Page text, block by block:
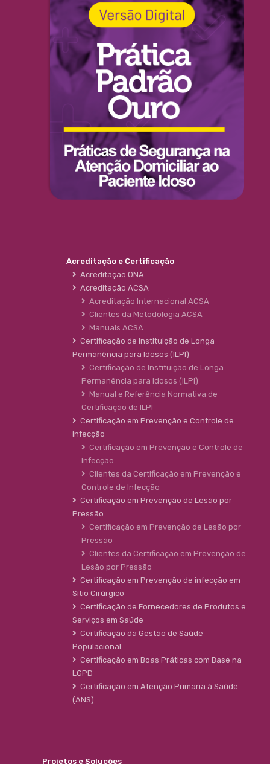
Acreditação e Certificação
Acreditação ONA
Acreditação ACSA
Acreditação Internacional ACSA
Clientes da Metodologia ACSA
Manuais ACSA
Certificação de Instituição de Longa
Permanência para Idosos (ILPI)
Certificação de Instituição de Longa
Permanência para Idosos (ILPI)
Manual e Referência Normativa de
Certificação de ILPI
Certificação em Prevenção e Controle de
Infecção
Certificação em Prevenção e Controle de
Infecção
Clientes da Certificação em Prevenção e
Controle de Infecção
Certificação em Prevenção de Lesão por
Pressão
Certificação em Prevenção de Lesão por
Pressão
Clientes da Certificação em Prevenção de
Lesão por Pressão
Certificação em Prevenção de infecção em
Sítio Cirúrgico
Certificação de Fornecedores de Produtos e
Serviços em Saúde
Certificação da Gestão de Saúde
Populacional
Certificação em Boas Práticas com Base na
LGPD
Certificação em Atenção Primaria à Saúde
(ANS)
Projetos e Soluções